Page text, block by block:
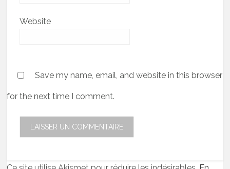
Website
Save my name, email, and website in this browser
for the next time I comment.